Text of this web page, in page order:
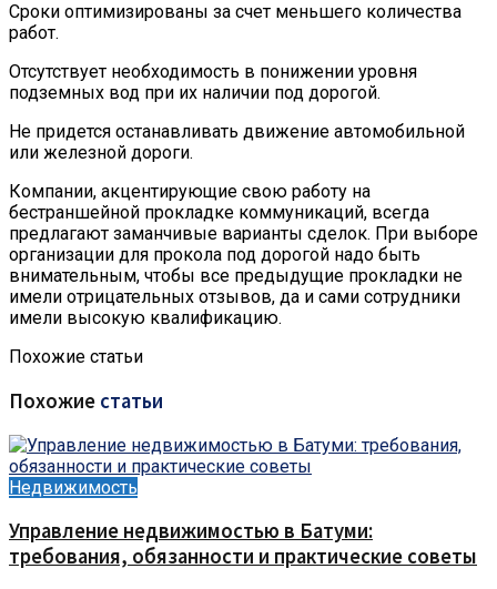
Сроки оптимизированы за счет меньшего количества
работ.
Отсутствует необходимость в понижении уровня
подземных вод при их наличии под дорогой.
Не придется останавливать движение автомобильной
или железной дороги.
Компании, акцентирующие свою работу на
бестраншейной прокладке коммуникаций, всегда
предлагают заманчивые варианты сделок. При выборе
организации для прокола под дорогой надо быть
внимательным, чтобы все предыдущие прокладки не
имели отрицательных отзывов, да и сами сотрудники
имели высокую квалификацию.
Похожие статьи
Похожие статьи
Недвижимость
Управление недвижимостью в Батуми:
требования, обязанности и практические советы